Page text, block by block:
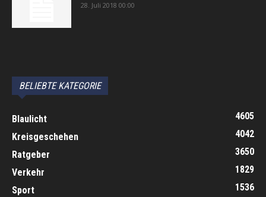
28. Juli 2018 00:00
BELIEBTE KATEGORIE
Blaulicht
4605
Kreisgeschehen
4042
Ratgeber
3650
Verkehr
1829
Sport
1536